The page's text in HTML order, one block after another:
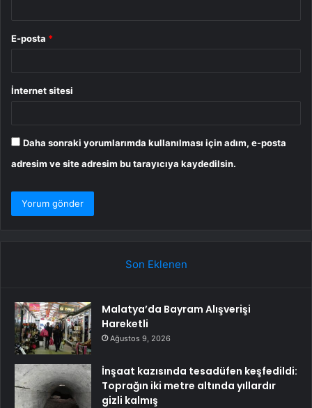
E-posta *
İnternet sitesi
Daha sonraki yorumlarımda kullanılması için adım, e-posta
adresim ve site adresim bu tarayıcıya kaydedilsin.
Son Eklenen
Malatya’da Bayram Alışverişi
Hareketli
Ağustos 9, 2026
İnşaat kazısında tesadüfen keşfedildi:
Toprağın iki metre altında yıllardır
gizli kalmış